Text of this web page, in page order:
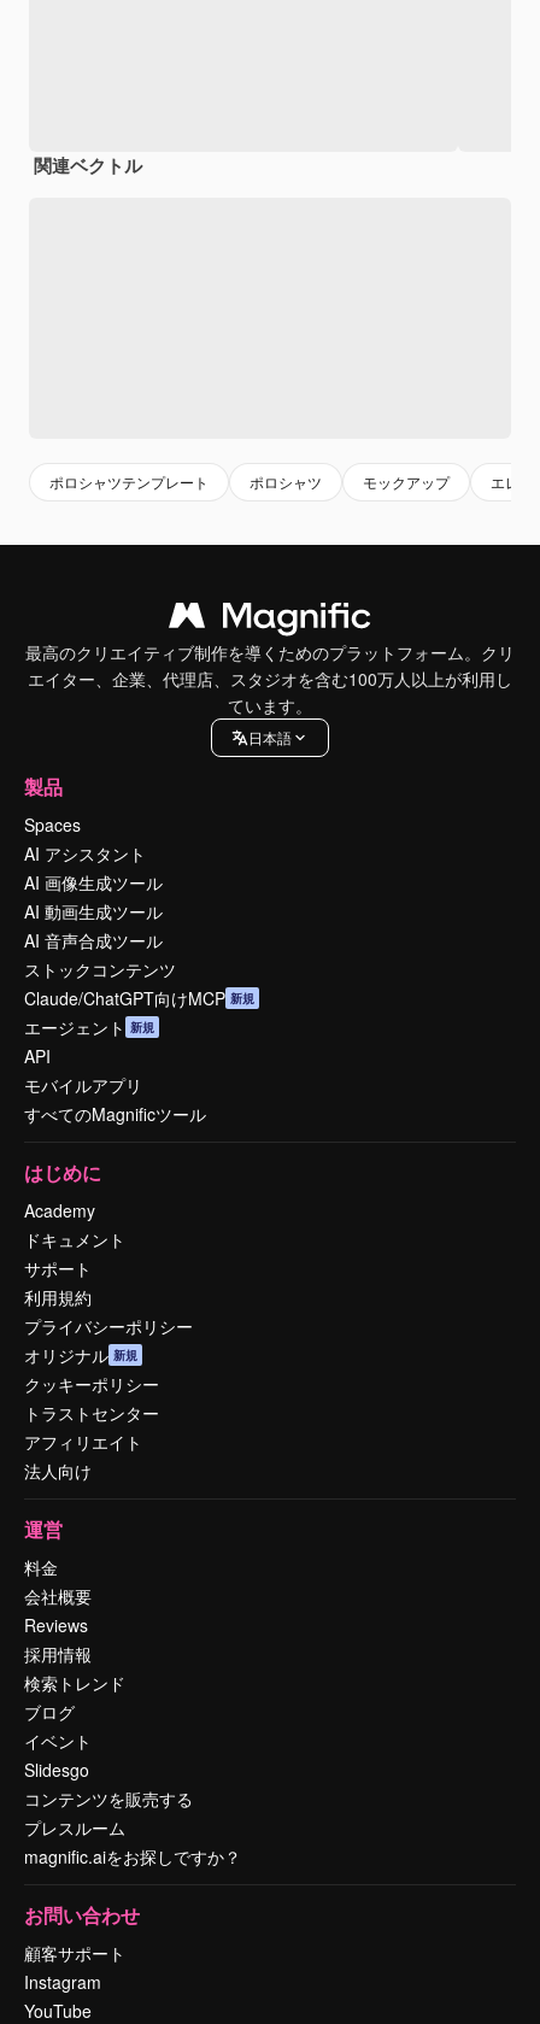
関連ベクトル
ポロシャツテンプレート ポロシャツ モックアップ エレガ
最高のクリエイティブ制作を導くためのプラットフォーム。クリ
エイター、企業、代理店、スタジオを含む100万人以上が利用し
ています。
日本語
製品
Spaces
AI アシスタント
AI 画像生成ツール
AI 動画生成ツール
AI 音声合成ツール
ストックコンテンツ
Claude/ChatGPT向けMCP 新規
エージェント 新規
API
モバイルアプリ
すべてのMagnificツール
はじめに
Academy
ドキュメント
サポート
利用規約
プライバシーポリシー
オリジナル 新規
クッキーポリシー
トラストセンター
アフィリエイト
法人向け
運営
料金
会社概要
Reviews
採用情報
検索トレンド
ブログ
イベント
Slidesgo
コンテンツを販売する
プレスルーム
magnific.aiをお探しですか？
お問い合わせ
顧客サポート
Instagram
YouTube